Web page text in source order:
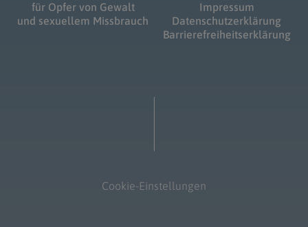
für Opfer von Gewalt
und sexuellem Missbrauch
Impressum
Datenschutzerklärung
Barrierefreiheitserklärung
Cookie-Einstellungen